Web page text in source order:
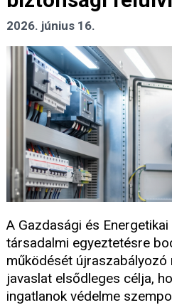
2026. június 16.
A Gazdasági és
társadalmi egyeztetésre
működését újraszabályozó
javaslat elsődleges célja,
ingatlanok védelme